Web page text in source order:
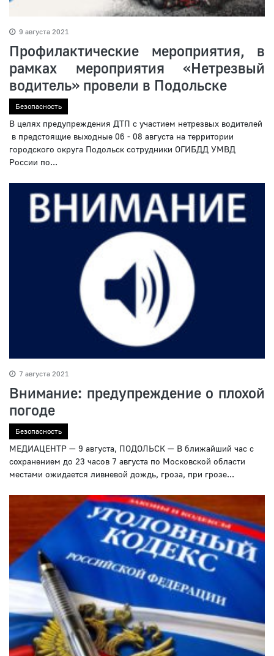
9 августа 2021
Профилактические мероприятия, в
рамках мероприятия «Нетрезвый
водитель» провели в Подольске
Безопасность
В целях предупреждения ДТП с участием нетрезвых водителей
в предстоящие выходные 06 - 08 августа на территории
городского округа Подольск сотрудники ОГИБДД УМВД
России по...
7 августа 2021
Внимание: предупреждение о плохой
погоде
Безопасность
МЕДИАЦЕНТР — 9 августа, ПОДОЛЬСК — В ближайший час с
сохранением до 23 часов 7 августа по Московской области
местами ожидается ливневой дождь, гроза, при грозе...